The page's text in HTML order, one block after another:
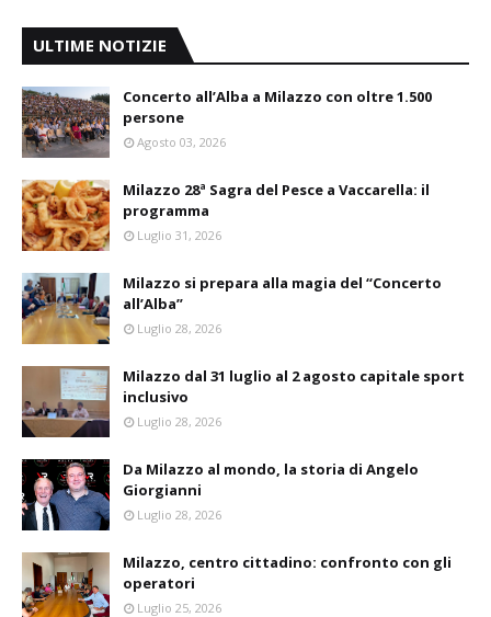
ULTIME NOTIZIE
Concerto all’Alba a Milazzo con oltre 1.500
persone
Agosto 03, 2026
Milazzo 28ª Sagra del Pesce a Vaccarella: il
programma
Luglio 31, 2026
Milazzo si prepara alla magia del “Concerto
all’Alba”
Luglio 28, 2026
Milazzo dal 31 luglio al 2 agosto capitale sport
inclusivo
Luglio 28, 2026
Da Milazzo al mondo, la storia di Angelo
Giorgianni
Luglio 28, 2026
Milazzo, centro cittadino: confronto con gli
operatori
Luglio 25, 2026